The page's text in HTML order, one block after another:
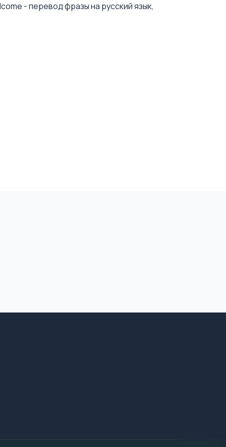
- перевод фразы на русский язык,